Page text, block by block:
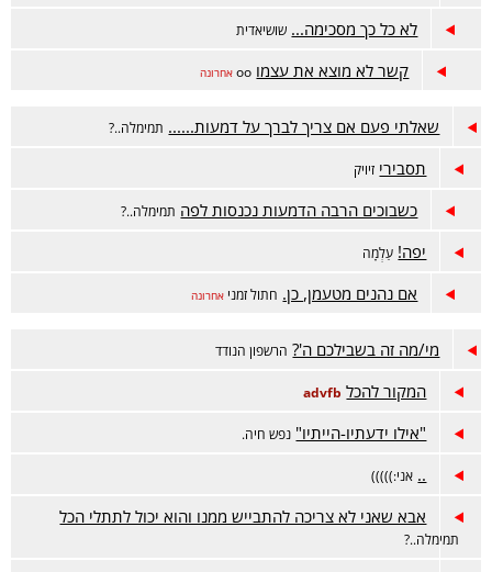
לא כל כך מסכימה... שושיאדית
קשר לא מוצא את עצמו oo אחרונה
שאלתי פעם אם צריך לברך על דמעות...... תמימלה..?
תסבירי זיויק
כשבוכים הרבה הדמעות נכנסות לפה תמימלה..?
יפה! עַלְמָה
אם נהנים מטעמן, כן. חתול זמני אחרונה
מי/מה זה בשבילכם ה'? הרשפון הנודד
המקור להכל advfb
"אילו ידעתיו-הייתיו" נפש חיה.
.. אני:)))))
אבא שאני לא צריכה להתבייש ממנו והוא יכול לתתלי הכל
תמימלה..?